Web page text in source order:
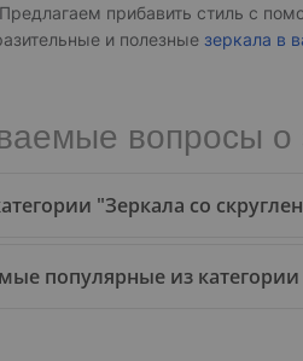
прибавить стиль с
и полезные зеркала в
вопросы о
"Зеркала со
популярные из